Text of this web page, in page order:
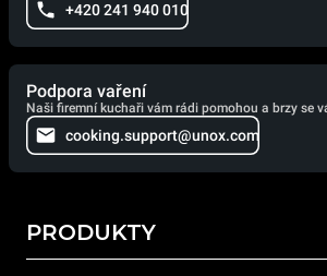
+420 241 940 010
Podpora vaření
Naši firemní kuchaři vám rádi pomohou a brzy se
cooking.support@unox.com
PRODUKTY